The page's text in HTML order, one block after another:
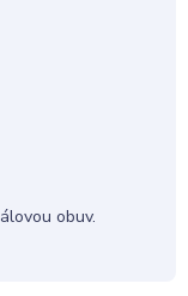
obuv.